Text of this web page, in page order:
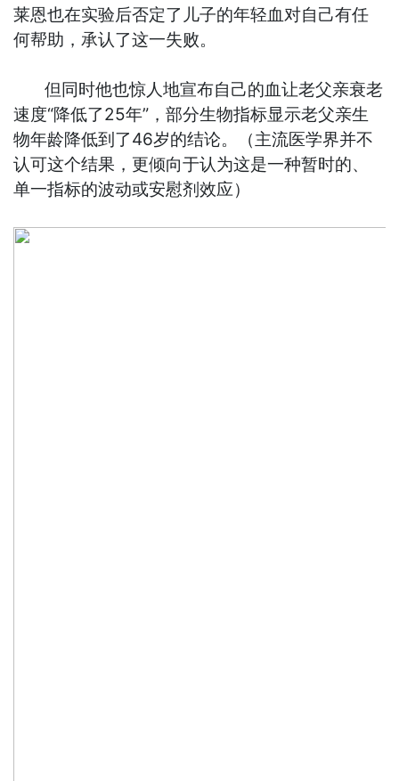
莱恩也在实验后否定了儿子的年轻血对自己有任
何帮助，承认了这一失败。
但同时他也惊人地宣布自己的血让老父亲衰老
速度“降低了25年”，部分生物指标显示老父亲生
物年龄降低到了46岁的结论。（主流医学界并不
认可这个结果，更倾向于认为这是一种暂时的、
单一指标的波动或安慰剂效应）